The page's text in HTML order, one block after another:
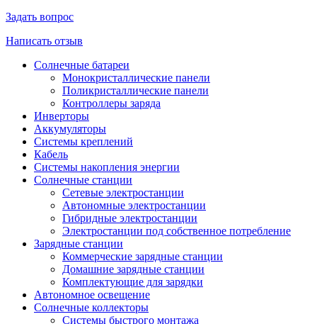
Задать вопрос
Написать отзыв
Солнечные батареи
Монокристаллические панели
Поликристаллические панели
Контроллеры заряда
Инверторы
Аккумуляторы
Системы креплений
Кабель
Системы накопления энергии
Солнечные станции
Сетевые электростанции
Автономные электростанции
Гибридные электростанции
Электростанции под собственное потребление
Зарядные станции
Коммерческие зарядные станции
Домашние зарядные станции
Комплектующие для зарядки
Автономное освещение
Солнечные коллекторы
Системы быстрого монтажа